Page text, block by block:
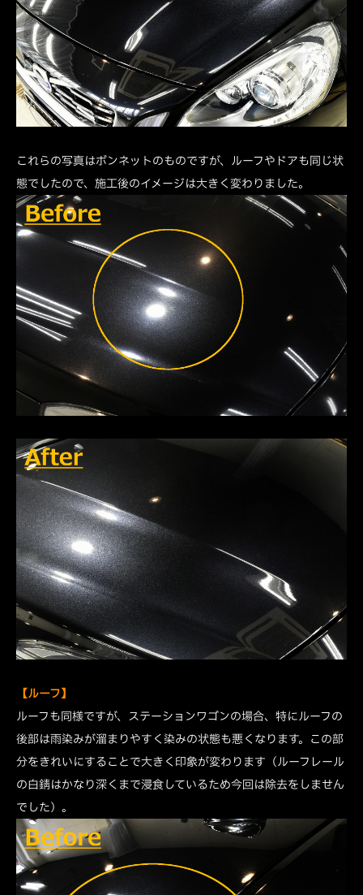
これらの写真はボンネットのものですが、ルーフやドアも同じ状
態でしたので、施工後のイメージは大きく変わりました。
【ルーフ】
ルーフも同様ですが、ステーションワゴンの場合、特にルーフの
後部は雨染みが溜まりやすく染みの状態も悪くなります。この部
分をきれいにすることで大きく印象が変わります（ルーフレール
の白錆はかなり深くまで浸食しているため今回は除去をしません
でした）。